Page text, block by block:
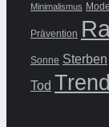
Minimalismus Mode
Prävention
Sonne Sterben
Tod